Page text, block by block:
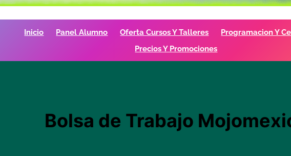
Inicio Panel Alumno Oferta Cursos Y Talleres
Programacion Y
Precios Y Promociones
Bolsa de Trabajo